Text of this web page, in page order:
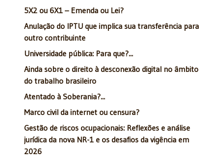
5X2 ou 6X1 – Emenda ou Lei?
Anulação do IPTU que implica sua transferência para
outro contribuinte
Universidade pública: Para que?...
Ainda sobre o direito à desconexão digital no âmbito
do trabalho brasileiro
Atentado à Soberania?...
Marco civil da internet ou censura?
Gestão de riscos ocupacionais: Reflexões e análise
jurídica da nova NR-1 e os desafios da vigência em
2026